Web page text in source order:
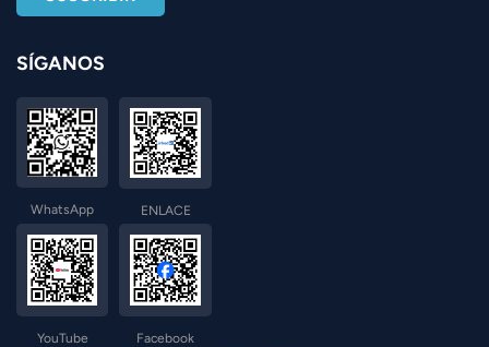
SÍGANOS
WhatsApp ENLACE
YouTube Facebook